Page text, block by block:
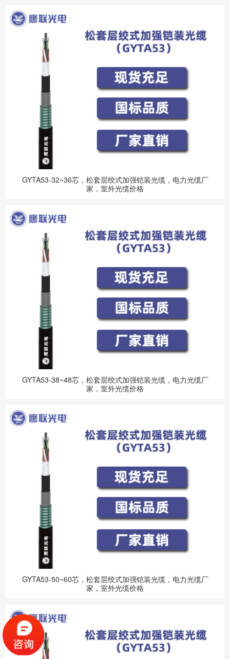
GYTA53-32~36芯，松套层绞式加强铠装光缆，电力光缆厂
家，室外光缆价格
GYTA53-38~48芯，松套层绞式加强铠装光缆，电力光缆厂
家，室外光缆价格
GYTA53-50~60芯，松套层绞式加强铠装光缆，电力光缆厂
家，室外光缆价格